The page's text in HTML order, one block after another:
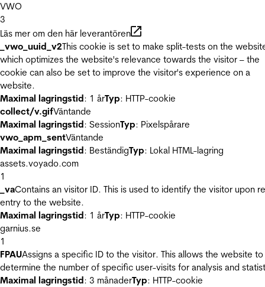
VWO
3
Läs mer om den här leverantören
_vwo_uuid_v2This cookie is set to make split-tests on the
which optimizes the website's relevance towards the visitor – the
cookie can also be set to improve the visitor's experience on a
website.
Maximal lagringstid: 1 årTyp: HTTP-cookie
collect/v.gifVäntande
Maximal lagringstid: SessionTyp: Pixelspårare
vwo_apm_sentVäntande
Maximal lagringstid: BeständigTyp: Lokal HTML-lagring
assets.voyado.com
1
_vaContains an visitor ID. This is used to identify the visitor upon
entry to the website.
Maximal lagringstid: 1 årTyp: HTTP-cookie
garnius.se
1
FPAUAssigns a specific ID to the visitor. This allows the website to
determine the number of specific user-visits for analysis and
Maximal lagringstid: 3 månaderTyp: HTTP-cookie